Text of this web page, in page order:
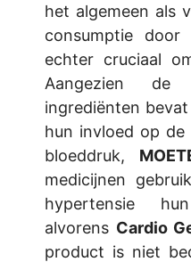
het algemeen als
consumptie door
echter cruciaal
Aangezien de
ingrediënten
hun invloed op de
bloeddruk,
medicijnen
hypertensie
alvorens Cardio
product is niet